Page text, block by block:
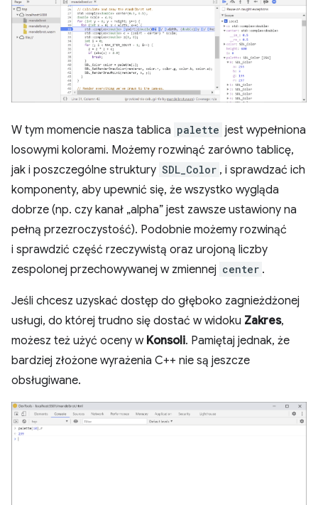
W tym momencie nasza tablica palette jest wypełniona
losowymi kolorami. Możemy rozwinąć zarówno tablicę,
jak i poszczególne struktury SDL_Color , i sprawdzać ich
komponenty, aby upewnić się, że wszystko wygląda
dobrze (np. czy kanał „alpha” jest zawsze ustawiony na
pełną przezroczystość). Podobnie możemy rozwinąć
i sprawdzić część rzeczywistą oraz urojoną liczby
zespolonej przechowywanej w zmiennej center .
Jeśli chcesz uzyskać dostęp do głęboko zagnieżdżonej
usługi, do której trudno się dostać w widoku Zakres,
możesz też użyć oceny w Konsoli. Pamiętaj jednak, że
bardziej złożone wyrażenia C++ nie są jeszcze
obsługiwane.